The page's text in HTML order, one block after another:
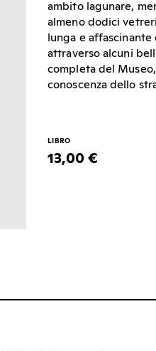
ambito lagunare,
almeno dodici
lunga e
attraverso alcuni
completa del
conoscenza dello
LIBRO
13,00 €